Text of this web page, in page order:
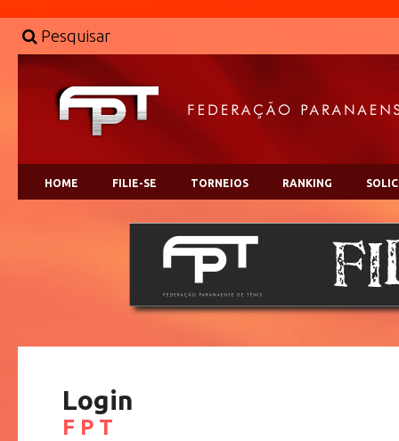
Pesquisar
HOME FILIE-SE TORNEIOS RANKING
Login
F P T